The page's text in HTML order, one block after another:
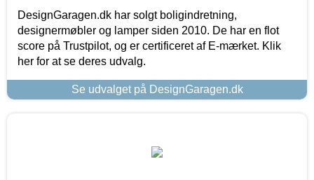
DesignGaragen.dk har solgt boligindretning,
designermøbler og lamper siden 2010. De har en flot
score på Trustpilot, og er certificeret af E-mærket. Klik
her for at se deres udvalg.
Se udvalget på DesignGaragen.dk